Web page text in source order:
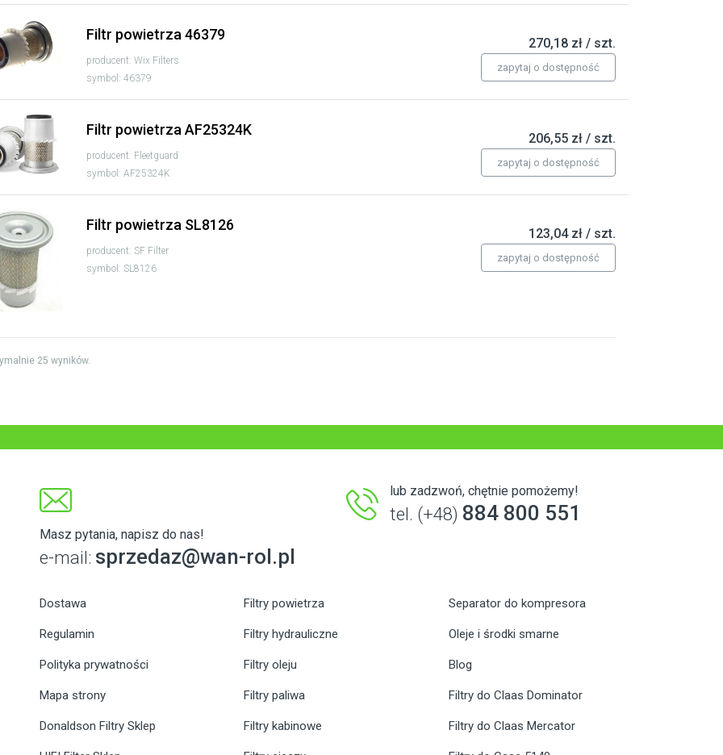
Filtr powietrza 46379
producent: Wix Filters
symbol: 46379
270,18 zł / szt.
zapytaj o dostępność
Filtr powietrza AF25324K
producent: Fleetguard
symbol: AF25324K
206,55 zł / szt.
zapytaj o dostępność
Filtr powietrza SL8126
producent: SF Filter
symbol: SL8126
123,04 zł / szt.
zapytaj o dostępność
25 wyników.
Masz pytania, napisz do nas!
e-mail: sprzedaz@wan-rol.pl
lub zadzwoń, chętnie pomożemy!
tel. (+48) 884 800 551
Dostawa
Regulamin
Polityka prywatności
Mapa strony
Donaldson Filtry Sklep
Filtry powietrza
Filtry hydrauliczne
Filtry oleju
Filtry paliwa
Filtry kabinowe
Separator do kompresora
Oleje i środki smarne
Blog
Filtry do Claas Dominator
Filtry do Claas Mercator